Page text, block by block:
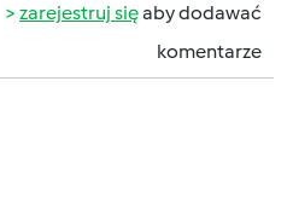
zarejestruj sięaby dodawać
komentarze